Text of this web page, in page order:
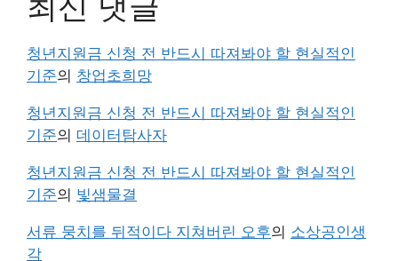
청년지원금 신청 전 반드시 따져봐야 할 현실적인
기준의 창업초희망
청년지원금 신청 전 반드시 따져봐야 할 현실적인
기준의 데이터탐사자
청년지원금 신청 전 반드시 따져봐야 할 현실적인
기준의 빛샘물결
서류 뭉치를 뒤적이다 지쳐버린 오후의 소상공인생
각